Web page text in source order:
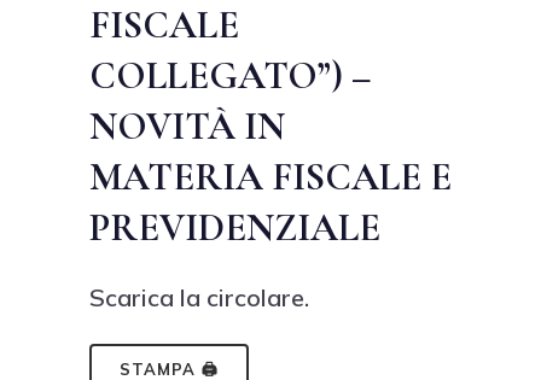
FISCALE
COLLEGATO”) –
NOVITÀ IN
MATERIA FISCALE E
PREVIDENZIALE
Scarica la circolare.
STAMPA 🖨